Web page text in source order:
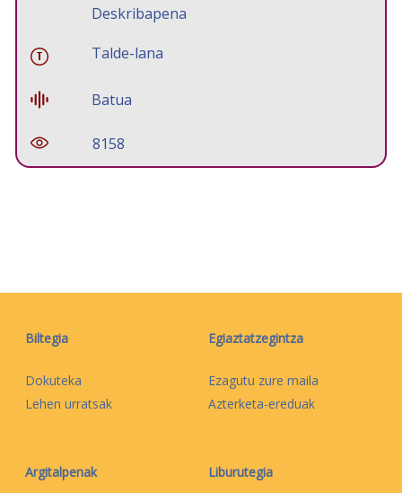
Deskribapena
Talde-lana
Batua
8158
Biltegia
Dokuteka
Lehen urratsak
Egiaztatzegintza
Ezagutu zure maila
Azterketa-ereduak
Argitalpenak Liburutegia